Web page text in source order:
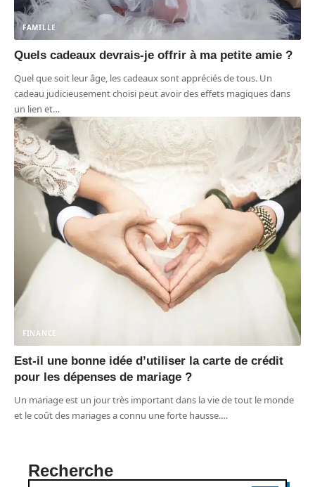
FAMILLE
Quels cadeaux devrais-je offrir à ma petite amie ?
Quel que soit leur âge, les cadeaux sont appréciés de tous. Un
cadeau judicieusement choisi peut avoir des effets magiques dans
un lien et…
FINANCE
Est-il une bonne idée d’utiliser la carte de crédit
pour les dépenses de mariage ?
Un mariage est un jour très important dans la vie de tout le monde
et le coût des mariages a connu une forte hausse.…
Recherche